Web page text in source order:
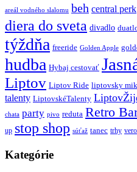
areál vodného slalomu beh central perk
diera do sveta divadlo
týždňa freeride Golden Apple
hudba Hybaj cestovať
Liptov Liptov Ride liptovsky
talenty LiptovskéTalenty
chata party pivo reduta Retro
up stop shop súťaž tanec trhy
Kategórie